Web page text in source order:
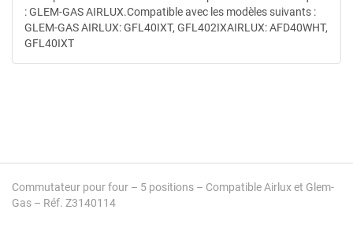
Commutateur pour four – 5 positions – Compatible Airlux et Glem-
Gas – Réf. Z3140114
: GLEM-GAS AIRLUX.Compatible avec les modèles suivants :
GLEM-GAS AIRLUX: GFL40IXT, GFL402IXAIRLUX: AFD40WHT,
GFL40IXT